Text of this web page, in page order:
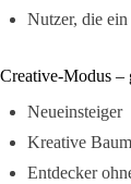
Nutzer, die ein
Creative-Modus –
Neueinsteiger
Kreative
Entdecker